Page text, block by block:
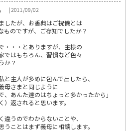
| 2011/09/02
したが、お香典はご祝儀とは
ものですが、ご存知でしたか？
・・・とありますが、主様の
ではもちろん、習慣など色々
か？
主人が多めに包んで出したら、
母さまと同じように
あんた達のはちょっと多かったから」
返されると思います。
うのでわからないことや、
ことはまず義母に相談します。